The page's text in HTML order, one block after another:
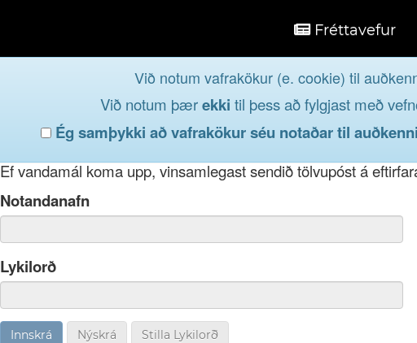
Fréttavefur
Við notum vafrakökur (e. cookie) til
Við notum þærekki til þess að fylgjast með
Ég samþykki að vafrakökur séu notaðar til
Innskráog taktu þátt í lýðræðinu...
Ef þú hefur gleymt notendanafni þínu, þá má einnig nota
Ef vandamál koma upp, vinsamlegast sendið tölvupóst á
Notandanafn
Lykilorð
Nýskrá Stilla Lykilorð